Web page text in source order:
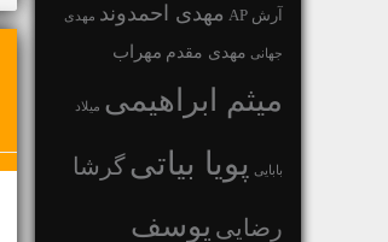
آرش AP مهدی احمدوند مهدی
جهانی مهدی مقدم مهراب
میثم ابراهیمی میلاد
بابایی پویا بیاتیگرشا
رضایی یوسف